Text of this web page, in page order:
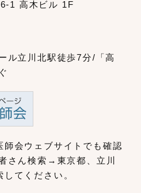
1 高木ビル 1F
ル立川北駅徒歩7分/「高
会ウェブサイト でも確認
さん検索→東京都、立川
てください。